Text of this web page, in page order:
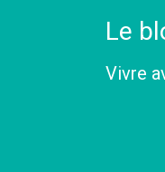
Le
Vivre